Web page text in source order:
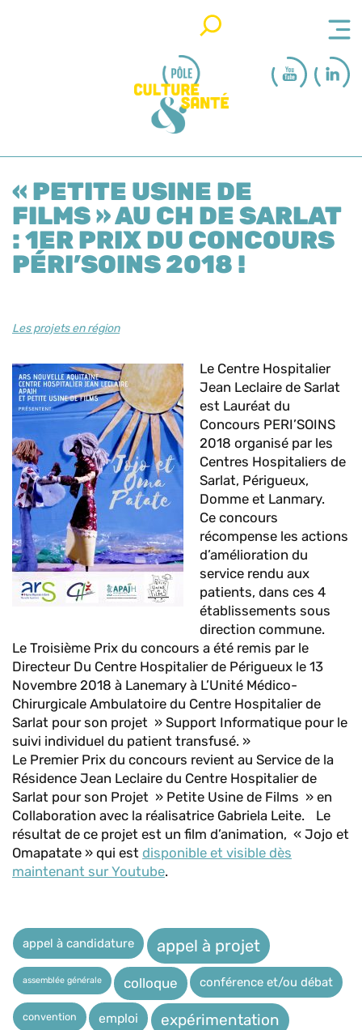
« PETITE USINE DE
FILMS » AU CH DE SARLAT
: 1ER PRIX DU CONCOURS
PÉRI’SOINS 2018 !
Les projets en région
Le Centre Hospitalier
Jean Leclaire de Sarlat
est Lauréat du
Concours PERI’SOINS
2018 organisé par les
Centres Hospitaliers de
Sarlat, Périgueux,
Domme et Lanmary.
Ce concours
récompense les actions
d’amélioration du
service rendu aux
patients, dans ces 4
établissements sous
direction commune.
Le Troisième Prix du concours a été remis par le
Directeur Du Centre Hospitalier de Périgueux le 13
Novembre 2018 à Lanemary à L’Unité Médico-
Chirurgicale Ambulatoire du Centre Hospitalier de
Sarlat pour son projet » Support Informatique pour le
suivi individuel du patient transfusé. »
Le Premier Prix du concours revient au Service de la
Résidence Jean Leclaire du Centre Hospitalier de
Sarlat pour son Projet » Petite Usine de Films » en
Collaboration avec la réalisatrice Gabriela Leite. Le
résultat de ce projet est un film d’animation, « Jojo et
Omapatate » qui est disponible et visible dès
maintenant sur Youtube.
appel à candidature appel à projet
assemblée générale colloque conférence et/ou débat
convention emploi expérimentation